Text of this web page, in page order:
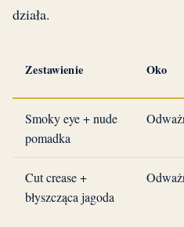
działa.
Zestawienie Oko
Smoky eye + nude
pomadka
Cut crease +
błyszcząca jagoda